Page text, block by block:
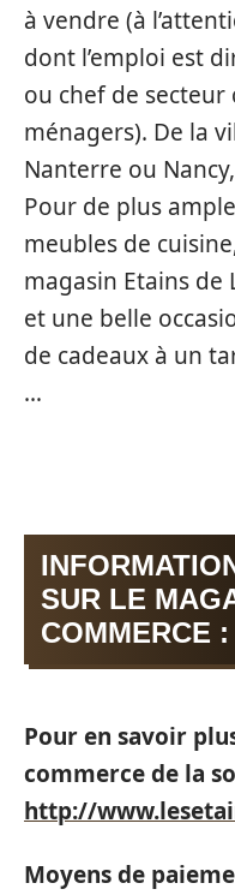
à vendre (à
dont l’emploi est
ou chef de secteur
ménagers). De la
Nanterre ou
Pour de plus
meubles de
magasin Etains de
et une belle
de cadeaux à un
…
SUR LE
COMMERCE :
Pour en savoir
commerce de la
http://
Moyens de